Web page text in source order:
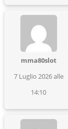
mma80slot
7 Luglio 2026 alle
14:10